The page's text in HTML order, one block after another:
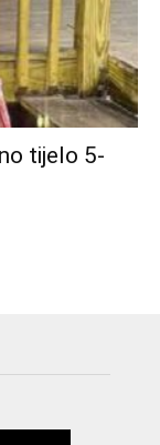
tijelo 5-